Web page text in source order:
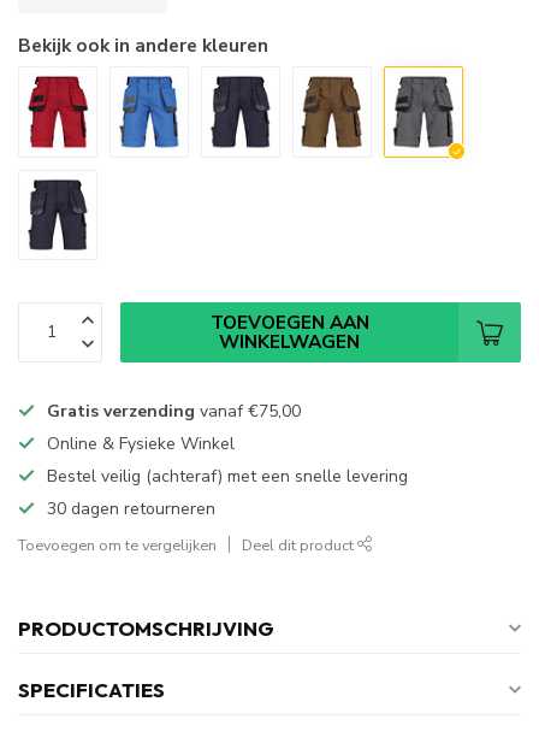
Bekijk ook in andere kleuren
TOEVOEGEN AAN
WINKELWAGEN
Gratis verzending vanaf€75,00
Online & Fysieke Winkel
Bestel veilig (achteraf) met een snelle levering
30 dagen retourneren
Toevoegen om te vergelijken Deel dit product
PRODUCTOMSCHRIJVING
SPECIFICATIES